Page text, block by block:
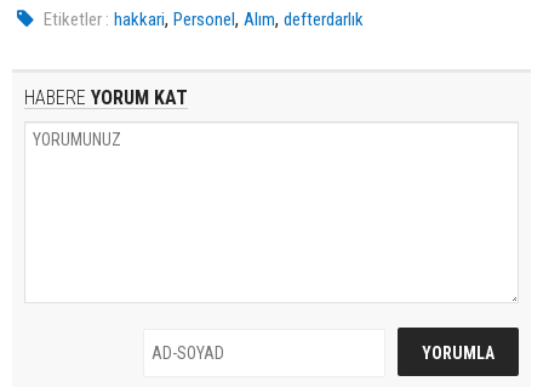
Etiketler : hakkari,Personel,Alım,defterdarlık
HABERE YORUM KAT